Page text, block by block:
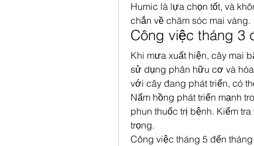
Humic là lựa chọn tốt, và
chắn về chăm sóc mai vàng.
Công việc tháng 3
Khi mưa xuất hiện, cây mai
sử dụng phân hữu cơ và
với cây đang phát triển, có
Nấm hồng phát triển mạnh
phun thuốc trị bệnh. Kiểm
trọng.
Công việc tháng 5 đến tháng